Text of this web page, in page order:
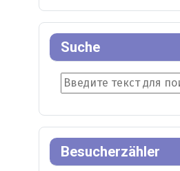
Suche
Suche
Besucherzähler